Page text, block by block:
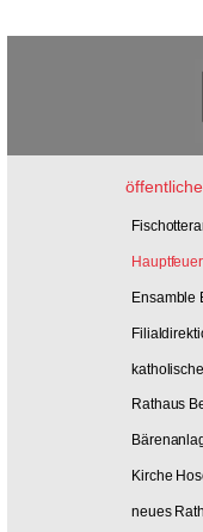
Ensamble
Rathaus
Kirche
neues